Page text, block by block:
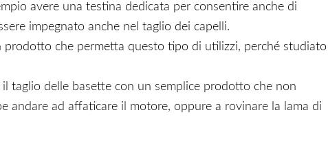
avere una testina dedicata per consentire anche di
impegnato anche nel taglio dei capelli.
prodotto che permetta questo tipo di utilizzi, perché studiato
taglio delle basette con un semplice prodotto che non
andare ad affaticare il motore, oppure a rovinare la lama di